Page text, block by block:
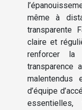
même à
transparente
claire et
renforcer la
transparence
malentendus
d’équipe